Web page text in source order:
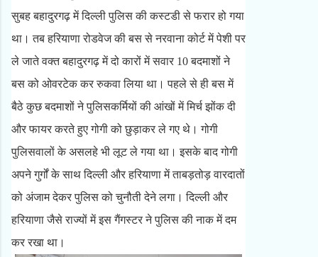
सुबह बहादुरगढ़ में दिल्ली पुलिस की कस्टडी से फरार हो गया
था। तब हरियाणा रोडवेज की बस से नरवाना कोर्ट में पेशी पर
ले जाते वक्त बहादुरगढ़ में दो कारों में सवार 10 बदमाशों ने
बस को ओवरटेक कर रुकवा लिया था। पहले से ही बस में
बैठे कुछ बदमाशों ने पुलिसकर्मियों की आंखों में मिर्च झोंक दी
और फायर करते हुए गोगी को छुड़ाकर ले गए थे। गोगी
पुलिसवालों के असलहे भी लूट ले गया था। इसके बाद गोगी
अपने गुर्गों के साथ दिल्ली और हरियाणा में ताबड़तोड़ वारदातों
को अंजाम देकर पुलिस को चुनौती देने लगा। दिल्ली और
हरियाणा जैसे राज्यों में इस गैंगस्टर ने पुलिस की नाक में दम
कर रखा था।